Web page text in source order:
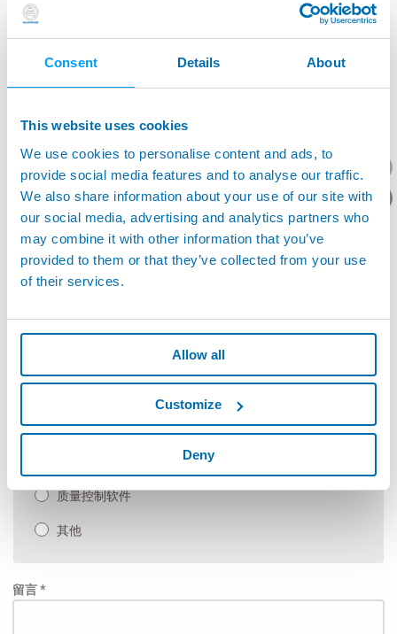
Consent Details About
This website uses cookies
We use cookies to personalise content and ads, to
provide social media features and to analyse our traffic.
We also share information about your use of our site with
our social media, advertising and analytics partners who
may combine it with other information that you’ve
provided to them or that they’ve collected from your use
of their services.
Allow all
Customize
Deny
表中的选择对应的应用范围: *
航空航天
生产监控
柔性非接触式测量
手动检具以及SPC软件
自动测量机和定制应用
泄漏检测和装配
自动化（装配线及生产线）
质量控制软件
其他
留言 *
您想要了解什么呢？
产品资料/技术报价？